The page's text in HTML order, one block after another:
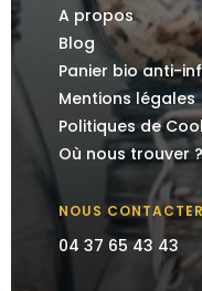
A propos
Blog
Panier bio anti-
Mentions légales
Politiques de
Où nous trouver ?
NOUS CONTACTER
04 37 65 43 43